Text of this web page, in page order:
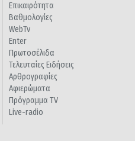
Επικαιρότητα
Βαθμολογίες
WebTv
Enter
Πρωτοσέλιδα
Τελευταίες Ειδήσεις
Αρθρογραφίες
Αφιερώματα
Πρόγραμμα TV
Live-radio